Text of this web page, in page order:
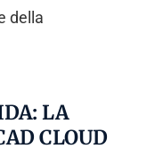
della
LA
CLOUD